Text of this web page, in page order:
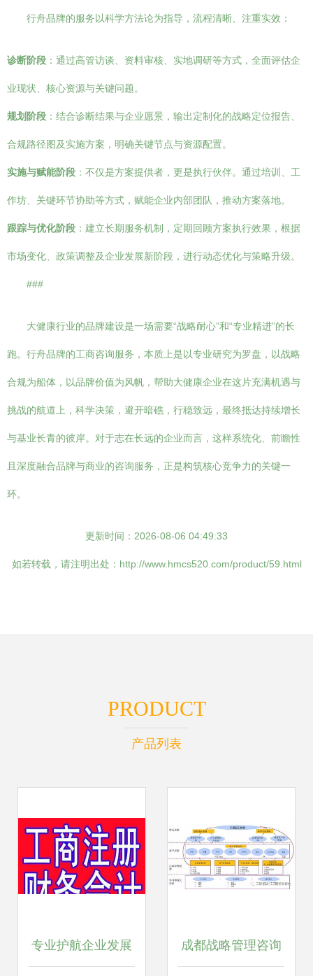
行舟品牌的服务以科学方法论为指导，流程清晰、注重实效：
诊断阶段 ：通过高管访谈、资料审核、实地调研等方式，全面评估企
业现状、核心资源与关键问题。
规划阶段 ：结合诊断结果与企业愿景，输出定制化的战略定位报告、
合规路径图及实施方案，明确关键节点与资源配置。
实施与赋能阶段 ：不仅是方案提供者，更是执行伙伴。通过培训、工
作坊、关键环节协助等方式，赋能企业内部团队，推动方案落地。
跟踪与优化阶段 ：建立长期服务机制，定期回顾方案执行效果，根据
市场变化、政策调整及企业发展新阶段，进行动态优化与策略升级。
###
大健康行业的品牌建设是一场需要“战略耐心”和“专业精进”的长
跑。行舟品牌的工商咨询服务，本质上是以专业研究为罗盘，以战略
合规为船体，以品牌价值为风帆，帮助大健康企业在这片充满机遇与
挑战的航道上，科学决策，避开暗礁，行稳致远，最终抵达持续增长
与基业长青的彼岸。对于志在长远的企业而言，这样系统化、前瞻性
且深度融合品牌与商业的咨询服务，正是构筑核心竞争力的关键一
环。
更新时间：2026-08-06 04:49:33
如若转载，请注明出处：http://www.hmcs520.com/product/59.html
PRODUCT
产品列表
专业护航企业发展 成都战略管理咨询